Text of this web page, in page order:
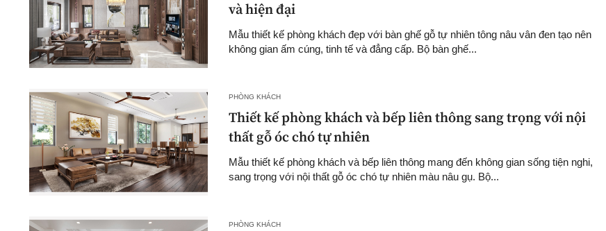
và hiện đại
Mẫu thiết kế phòng khách đẹp với bàn ghế gỗ tự nhiên tông nâu vân đen tạo nên
không gian ấm cúng, tinh tế và đẳng cấp. Bộ bàn ghế...
PHÒNG KHÁCH
Thiết kế phòng khách và bếp liên thông sang trọng với nội
thất gỗ óc chó tự nhiên
Mẫu thiết kế phòng khách và bếp liên thông mang đến không gian sống tiện nghi,
sang trọng với nội thất gỗ óc chó tự nhiên màu nâu gụ. Bộ...
PHÒNG KHÁCH